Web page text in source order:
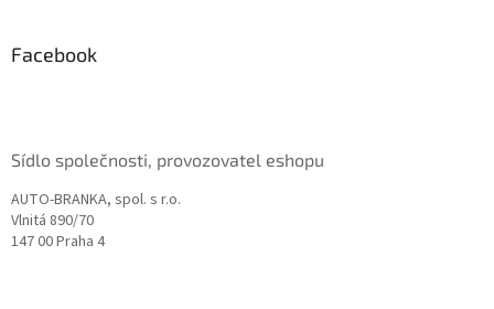
Facebook
Sídlo společnosti, provozovatel eshopu
AUTO-BRANKA, spol. s r.o.
Vlnitá 890/70
147 00 Praha 4